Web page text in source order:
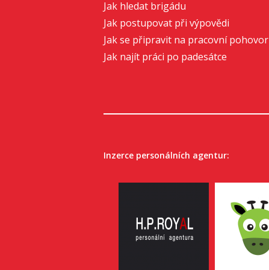
Jak hledat brigádu
Jak postupovat při výpovědi
Jak se připravit na pracovní pohovor
Jak najít práci po padesátce
Inzerce personálních agentur: